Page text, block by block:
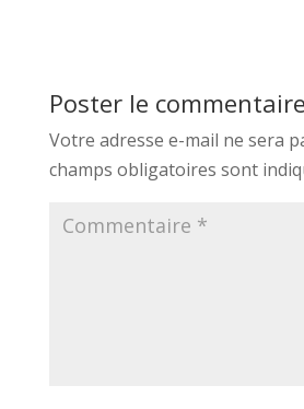
Poster le commentaire
Votre adresse e-mail ne sera
champs obligatoires sont